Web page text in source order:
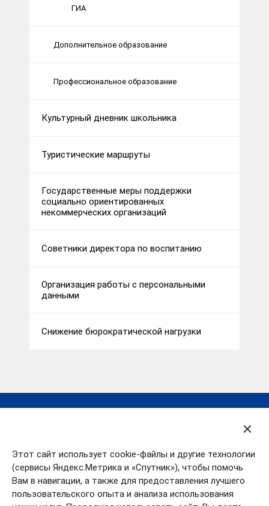
Этот сайт использует cookie-файлы и другие технологии
(сервисы Яндекс.Метрика и «Спутник»), чтобы помочь
Вам в навигации, а также для предоставления лучшего
пользовательского опыта и анализа использования
ГИА
Дополнительное образование
Профессиональное образование
Культурный дневник школьника
Туристические маршруты
Государственные меры поддержки
социально ориентированных
некоммерческих организаций
Советники директора по воспитанию
Организация работы с персональными
данными
Снижение бюрократической нагрузки
О департаменте
обработки
персональных данных
Пресс-центр
Партнеры